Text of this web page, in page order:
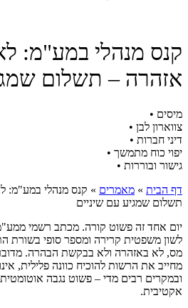
קנס מנהלי במע"מ:
אזהרה – תשלום
מיסים •
צווארון לבן •
דיני חברות •
יפוי כוח מתמשך •
גישור ובוררות •
דף הבית » מאמרים » קנס מנהלי במע"מ:
תשלום שמגיע עם שיניים
יום אחד זה פשוט קורה. מכתב רשמי
לשון משפטית קרירה ומספר סופי בשורת
מס, לא באזהרה ולא בבקשת הבהרה.
מחייב את הרשות להוכיח כוונה פלילית,
ובמקרים רבים מדי – פשוט נגבה
אקטיבית.